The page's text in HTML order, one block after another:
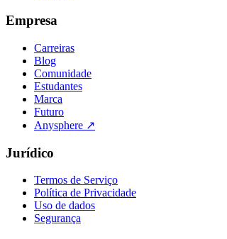
Empresa
Carreiras
Blog
Comunidade
Estudantes
Marca
Futuro
Anysphere ↗
Jurídico
Termos de Serviço
Política de Privacidade
Uso de dados
Segurança